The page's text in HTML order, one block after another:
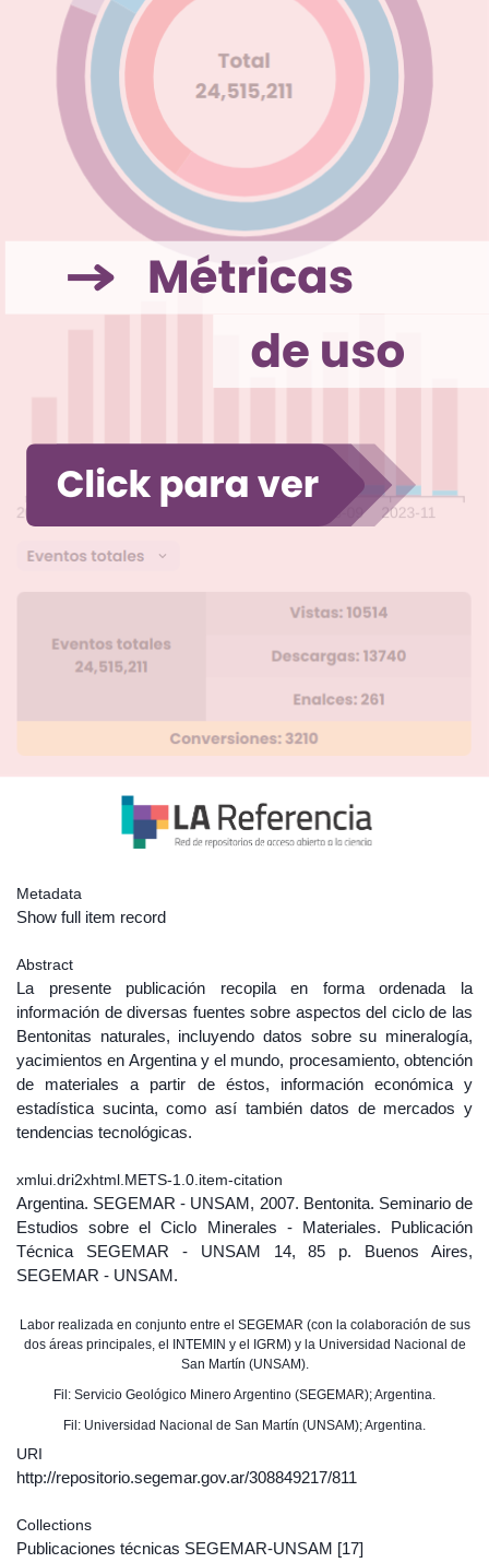
Metadata
Show full item record
Abstract
La presente publicación recopila en forma ordenada la
información de diversas fuentes sobre aspectos del ciclo de las
Bentonitas naturales, incluyendo datos sobre su mineralogía,
yacimientos en Argentina y el mundo, procesamiento, obtención
de materiales a partir de éstos, información económica y
estadística sucinta, como así también datos de mercados y
tendencias tecnológicas.
xmlui.dri2xhtml.METS-1.0.item-citation
Argentina. SEGEMAR - UNSAM, 2007. Bentonita. Seminario de
Estudios sobre el Ciclo Minerales - Materiales. Publicación
Técnica SEGEMAR - UNSAM 14, 85 p. Buenos Aires,
SEGEMAR - UNSAM.
Labor realizada en conjunto entre el SEGEMAR (con la colaboración de sus
dos áreas principales, el INTEMIN y el IGRM) y la Universidad Nacional de
San Martín (UNSAM).
Fil: Servicio Geológico Minero Argentino (SEGEMAR); Argentina.
Fil: Universidad Nacional de San Martín (UNSAM); Argentina.
URI
http://repositorio.segemar.gov.ar/308849217/811
Collections
Publicaciones técnicas SEGEMAR-UNSAM [17]